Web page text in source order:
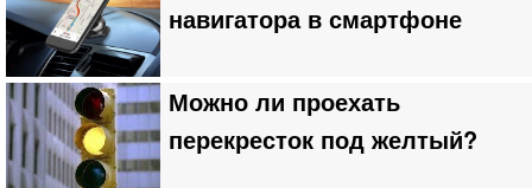
навигатора в смартфоне
Можно ли проехать
перекресток под желтый?